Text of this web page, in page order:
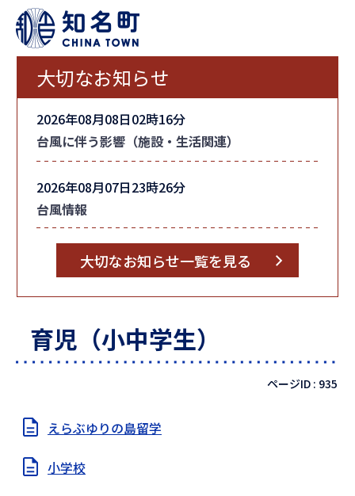
大切なお知らせ
2026年08月08日02時16分
台風に伴う影響（施設・生活関連）
2026年08月07日23時26分
台風情報
大切なお知らせ一覧を見る
育児（小中学生）
ページID : 935
えらぶゆりの島留学
小学校